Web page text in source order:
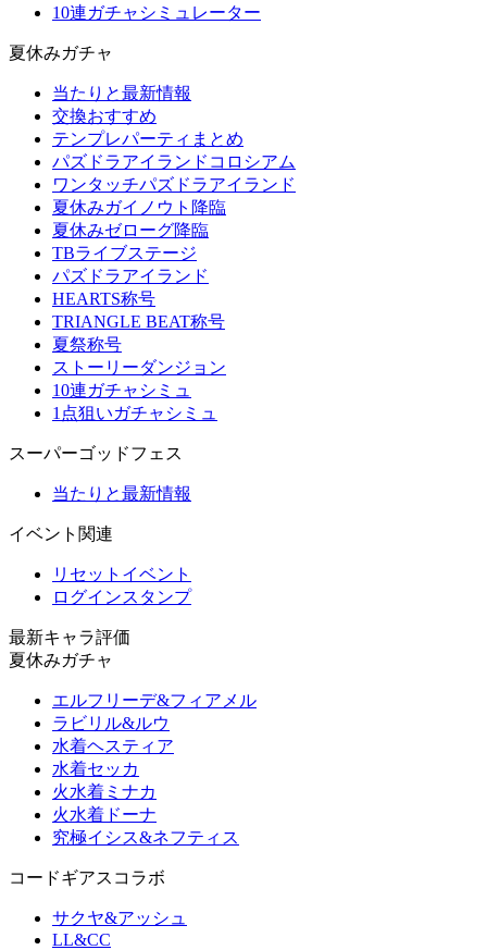
10連ガチャシミュレーター
夏休みガチャ
当たりと最新情報
交換おすすめ
テンプレパーティまとめ
パズドラアイランドコロシアム
ワンタッチパズドラアイランド
夏休みガイノウト降臨
夏休みゼローグ降臨
TBライブステージ
パズドラアイランド
HEARTS称号
TRIANGLE BEAT称号
夏祭称号
ストーリーダンジョン
10連ガチャシミュ
1点狙いガチャシミュ
スーパーゴッドフェス
当たりと最新情報
イベント関連
リセットイベント
ログインスタンプ
最新キャラ評価
夏休みガチャ
エルフリーデ&フィアメル
ラビリル&ルウ
水着ヘスティア
水着セッカ
火水着ミナカ
火水着ドーナ
究極イシス&ネフティス
コードギアスコラボ
サクヤ&アッシュ
LL&CC